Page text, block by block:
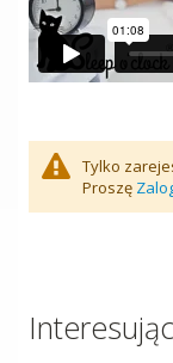
Tylko
Proszę